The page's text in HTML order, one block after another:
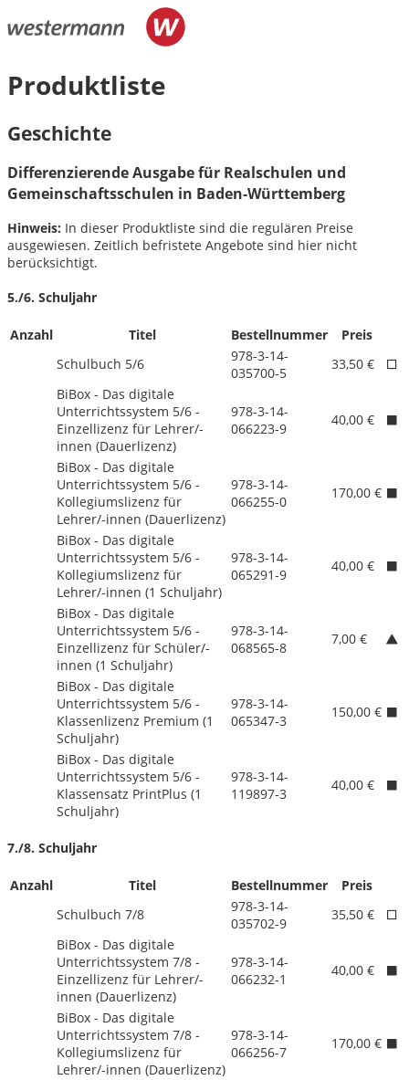
Produktliste
Geschichte
Differenzierende Ausgabe für Realschulen und
Gemeinschaftsschulen in Baden-Württemberg
Hinweis: In dieser Produktliste sind die regulären Preise
ausgewiesen. Zeitlich befristete Angebote sind hier nicht
berücksichtigt.
5./6. Schuljahr
Anzahl Titel Bestellnummer
Preis
Schulbuch 5/6
978-3-14-
035700-5
33,50 €
BiBox - Das digitale
Unterrichtssystem 5/6 -
Einzellizenz für Lehrer/-
innen (Dauerlizenz)
978-3-14-
066223-9
40,00 €
BiBox - Das digitale
Unterrichtssystem 5/6 -
Kollegiumslizenz für
Lehrer/-innen (Dauerlizenz)
978-3-14-
066255-0
170,00 €
BiBox - Das digitale
Unterrichtssystem 5/6 -
Kollegiumslizenz für
Lehrer/-innen (1 Schuljahr)
978-3-14-
065291-9
40,00 €
BiBox - Das digitale
Unterrichtssystem 5/6 -
Einzellizenz für Schüler/-
innen (1 Schuljahr)
978-3-14-
068565-8
7,00 €
BiBox - Das digitale
Unterrichtssystem 5/6 -
Klassenlizenz Premium (1
Schuljahr)
978-3-14-
065347-3
150,00 €
BiBox - Das digitale
Unterrichtssystem 5/6 -
Klassensatz PrintPlus (1
Schuljahr)
978-3-14-
119897-3
40,00 €
7./8. Schuljahr
Anzahl Titel Bestellnummer
Preis
Schulbuch 7/8
978-3-14-
035702-9
35,50 €
BiBox - Das digitale
Unterrichtssystem 7/8 -
Einzellizenz für Lehrer/-
innen (Dauerlizenz)
978-3-14-
066232-1
40,00 €
BiBox - Das digitale
Unterrichtssystem 7/8 -
Kollegiumslizenz für
Lehrer/-innen (Dauerlizenz)
978-3-14-
066256-7
170,00 €